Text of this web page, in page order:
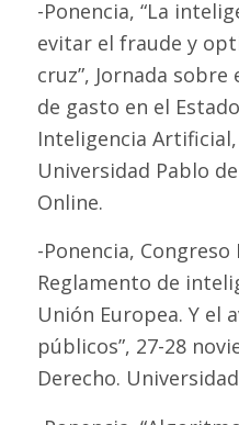
-Ponencia, “La
evitar el fraude y
cruz”, Jornada
de gasto en el
Inteligencia
Universidad Pablo
Online.
-Ponencia,
Reglamento de
Unión Europea. Y el
públicos”, 27-28
Derecho.